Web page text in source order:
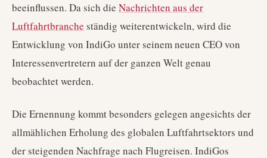
beeinflussen. Da sich die Nachrichten aus der
Luftfahrtbranche ständig weiterentwickeln, wird die
Entwicklung von IndiGo unter seinem neuen CEO von
Interessenvertretern auf der ganzen Welt genau
beobachtet werden.
Die Ernennung kommt besonders gelegen angesichts der
allmählichen Erholung des globalen Luftfahrtsektors und
der steigenden Nachfrage nach Flugreisen. IndiGos